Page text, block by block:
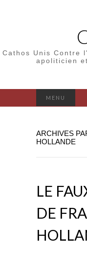
Cathos Unis Contre
apoliticien
MENU
ARCHIVES
HOLLANDE
LE
DE